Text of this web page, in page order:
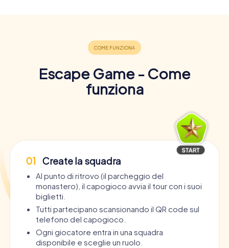
Escape Game - Come
funziona
01 Create la squadra
Al punto di ritrovo (il parcheggio del
monastero), il capogioco avvia il tour con i suoi
biglietti.
Tutti partecipano scansionando il QR code sul
telefono del capogioco.
Ogni giocatore entra in una squadra
disponibile e sceglie un ruolo.